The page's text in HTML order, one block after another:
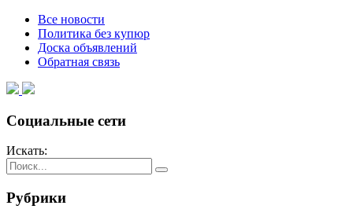
Все новости
Политика без купюр
Доска объявлений
Обратная связь
Социальные сети
Искать:
Рубрики